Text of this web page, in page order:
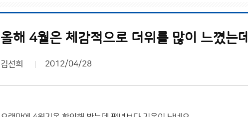
올해 4월은 체감적으로 더위를 많이 느꼈는데
김선희 2012/04/28